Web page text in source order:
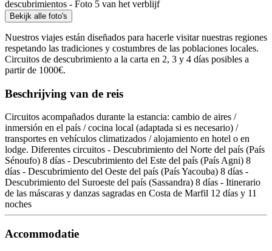
Bekijk alle foto's
Nuestros viajes están diseñados para hacerle visitar nuestras regiones
respetando las tradiciones y costumbres de las poblaciones locales.
Circuitos de descubrimiento a la carta en 2, 3 y 4 días posibles a
partir de 1000€.
Beschrijving van de reis
Circuitos acompañados durante la estancia: cambio de aires /
inmersión en el país / cocina local (adaptada si es necesario) /
transportes en vehículos climatizados / alojamiento en hotel o en
lodge. Diferentes circuitos - Descubrimiento del Norte del país (País
Sénoufo) 8 días - Descubrimiento del Este del país (País Agni) 8
días - Descubrimiento del Oeste del país (País Yacouba) 8 días -
Descubrimiento del Suroeste del país (Sassandra) 8 días - Itinerario
de las máscaras y danzas sagradas en Costa de Marfil 12 días y 11
noches
Accommodatie